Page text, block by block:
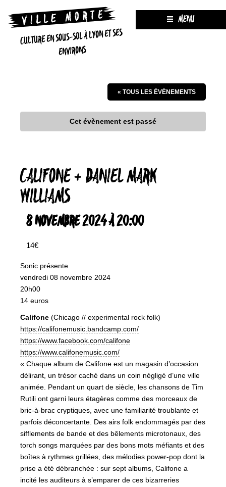
CULTURE EN SOUS-SOL À LYON ET SES
ENVIRONS
MENU
« TOUS LES ÉVÈNEMENTS
Cet évènement est passé
CALIFONE + DANIEL MARK
WILLIAMS
8 NOVEMBRE 2024 À 20:00
14€
Sonic présente
vendredi 08 novembre 2024
20h00
14 euros
Califone (Chicago // experimental rock folk)
https://califonemusic.bandcamp.com/
https://www.facebook.com/califone
https://www.califonemusic.com/
« Chaque album de Califone est un magasin d’occasion
délirant, un trésor caché dans un coin négligé d’une ville
animée. Pendant un quart de siècle, les chansons de Tim
Rutili ont garni leurs étagères comme des morceaux de
bric-à-brac cryptiques, avec une familiarité troublante et
parfois déconcertante. Des airs folk endommagés par des
sifflements de bande et des bêlements microtonaux, des
torch songs marquées par des bons mots méfiants et des
boîtes à rythmes grillées, des mélodies power-pop dont la
prise a été débranchée : sur sept albums, Califone a
incité les auditeurs à s’emparer de ces bizarreries